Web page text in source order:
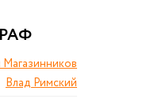
Влад Римский